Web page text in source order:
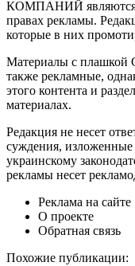
КОМПАНИЙ являются
правах рекламы.
которые в них
Материалы с
также рекламные,
этого контента и
материалах.
Редакция не несет
суждения, изложенные
украинскому
рекламы несет
Реклама на сайте
О проекте
Обратная связь
Похожие публикации: